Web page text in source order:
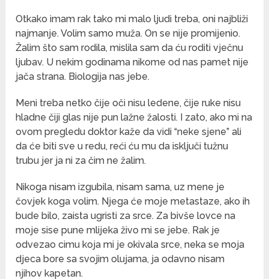
Otkako imam rak tako mi malo ljudi treba, oni najbliži
najmanje. Volim samo muža. On se nije promijenio.
Žalim što sam rodila, mislila sam da ću roditi vječnu
ljubav. U nekim godinama nikome od nas pamet nije
jača strana. Biologija nas jebe.
Meni treba netko čije oči nisu ledene, čije ruke nisu
hladne čiji glas nije pun lažne žalosti. I zato, ako mi na
ovom pregledu doktor kaže da vidi “neke sjene” ali
da će biti sve u redu, reći ću mu da isključi tužnu
trubu jer ja ni za čim ne žalim.
Nikoga nisam izgubila, nisam sama, uz mene je
čovjek koga volim. Njega će moje metastaze, ako ih
bude bilo, zaista ugristi za srce. Za bivše lovce na
moje sise pune mlijeka živo mi se jebe. Rak je
odvezao cimu koja mi je okivala srce, neka se moja
djeca bore sa svojim olujama, ja odavno nisam
njihov kapetan.